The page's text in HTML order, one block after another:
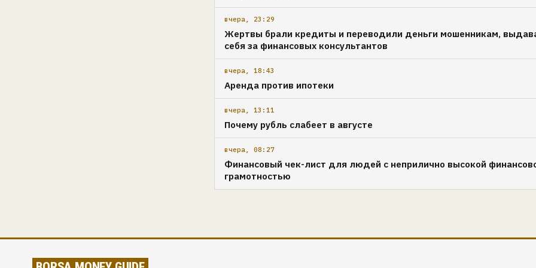
вчера, 23:29
Жертвы брали кредиты и переводили деньги мошенникам,
себя за финансовых консультантов
вчера, 18:43
Аренда против ипотеки
вчера, 13:11
Почему рубль слабеет в августе
вчера, 08:27
Финансовый чек-лист для людей с неприлично высокой
грамотностью